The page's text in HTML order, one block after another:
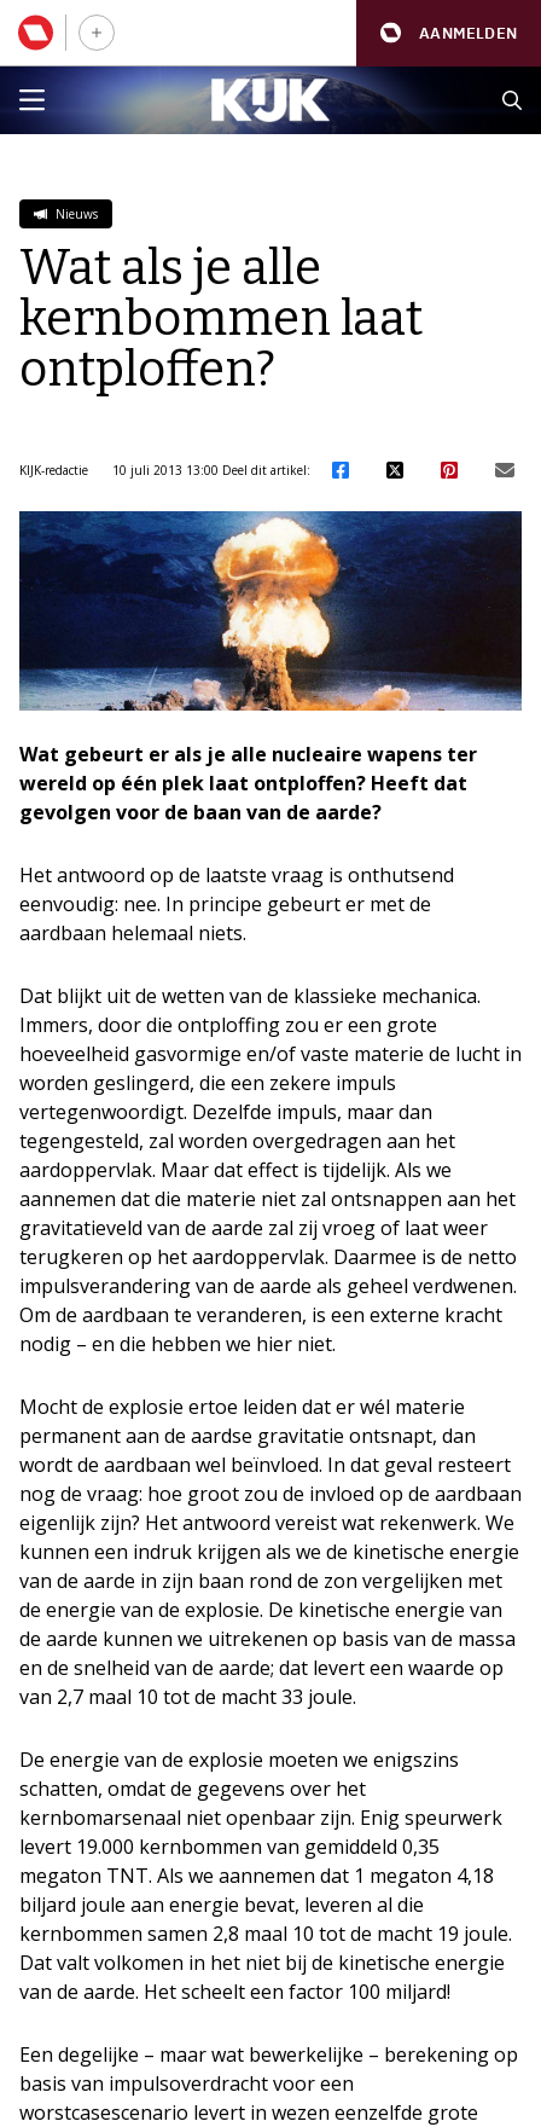
AANMELDEN
Nieuws
Wat als je alle
kernbommen laat
ontploffen?
KIJK-redactie 10 juli 2013 13:00 Deel dit artikel:
Wat gebeurt er als je alle nucleaire wapens ter
wereld op één plek laat ontploffen? Heeft dat
gevolgen voor de baan van de aarde?
Het antwoord op de laatste vraag is onthutsend
eenvoudig: nee. In principe gebeurt er met de
aardbaan helemaal niets.
Dat blijkt uit de wetten van de klassieke mechanica.
Immers, door die ontploffing zou er een grote
hoeveelheid gasvormige en/of vaste materie de lucht in
worden geslingerd, die een zekere impuls
vertegenwoordigt. Dezelfde impuls, maar dan
tegengesteld, zal worden overgedragen aan het
aardoppervlak. Maar dat effect is tijdelijk. Als we
aannemen dat die materie niet zal ontsnappen aan het
gravitatieveld van de aarde zal zij vroeg of laat weer
terugkeren op het aardoppervlak. Daarmee is de netto
impulsverandering van de aarde als geheel verdwenen.
Om de aardbaan te veranderen, is een externe kracht
nodig – en die hebben we hier niet.
Mocht de explosie ertoe leiden dat er wél materie
permanent aan de aardse gravitatie ontsnapt, dan
wordt de aardbaan wel beïnvloed. In dat geval resteert
nog de vraag: hoe groot zou de invloed op de aardbaan
eigenlijk zijn? Het antwoord vereist wat rekenwerk. We
kunnen een indruk krijgen als we de kinetische energie
van de aarde in zijn baan rond de zon vergelijken met
de energie van de explosie. De kinetische energie van
de aarde kunnen we uitrekenen op basis van de massa
en de snelheid van de aarde; dat levert een waarde op
van 2,7 maal 10 tot de macht 33 joule.
De energie van de explosie moeten we enigszins
schatten, omdat de gegevens over het
kernbomarsenaal niet openbaar zijn. Enig speurwerk
levert 19.000 kernbommen van gemiddeld 0,35
megaton TNT. Als we aannemen dat 1 megaton 4,18
biljard joule aan energie bevat, leveren al die
kernbommen samen 2,8 maal 10 tot de macht 19 joule.
Dat valt volkomen in het niet bij de kinetische energie
van de aarde. Het scheelt een factor 100 miljard!
Een degelijke – maar wat bewerkelijke – berekening op
basis van impulsoverdracht voor een
worstcasescenario levert in wezen eenzelfde grote